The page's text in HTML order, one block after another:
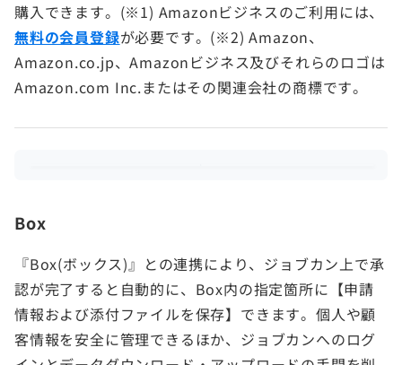
購入できます。(※1) Amazonビジネスのご利用には、
無料の会員登録が必要です。(※2) Amazon、
Amazon.co.jp、Amazonビジネス及びそれらのロゴは
Amazon.com Inc.またはその関連会社の商標です。
Box
『Box(ボックス)』との連携により、ジョブカン上で承
認が完了すると自動的に、Box内の指定箇所に【申請
情報および添付ファイルを保存】できます。個人や顧
客情報を安全に管理できるほか、ジョブカンへのログ